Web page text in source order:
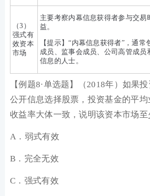
（3）
强式有
效资本
市场
主要考察内幕信息获得者参与交易
益。
【提示】“内幕信息获得者”，通常
成员、监事会成员、公司高管成员
信息的人士。
【例题8·单选题】（2018年）如果
公开信息选择股票，投资基金的平
收益率大体一致，说明该资本市场
A．弱式有效
B．完全无效
C．强式有效